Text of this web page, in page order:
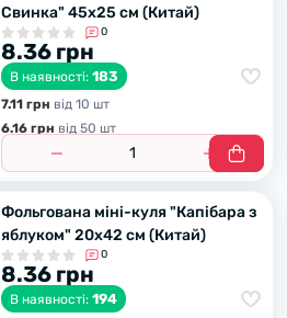
Свинка" 45х25 см (Китай)
0
8.36 грн
В наявності: 183
7.11 грн вiд 10 шт
6.16 грн вiд 50 шт
Фольгована міні-куля "Капібара з
яблуком" 20х42 см (Китай)
0
8.36 грн
В наявності: 194